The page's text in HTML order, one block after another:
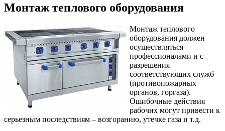
Монтаж теплового оборудования
Монтаж теплового
оборудования должен
осуществляться
профессионалами и с
разрешения
соответствующих служб
(противопожарных
органов, горгаза).
Ошибочные действия
рабочих могут привести к
серьезным последствиям – возгоранию, утечке газа и т.д.